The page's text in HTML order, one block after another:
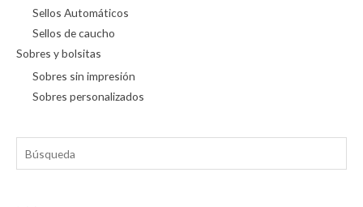
Sellos Automáticos
Sellos de caucho
Sobres y bolsitas
Sobres sin impresión
Sobres personalizados